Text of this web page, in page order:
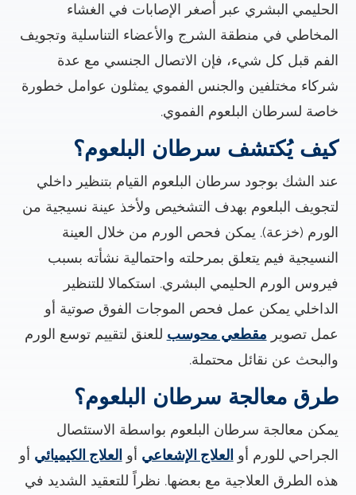
الحليمي البشري عبر أصغر الإصابات في الغشاء
المخاطي في منطقة الشرج والأعضاء التناسلية وتجويف
الفم قبل كل شيء، فإن الاتصال الجنسي مع عدة
شركاء مختلفين والجنس الفموي يمثلون عوامل خطورة
خاصة لسرطان البلعوم الفموي.
كيف يُكتشف سرطان البلعوم؟
عند الشك بوجود سرطان البلعوم القيام بتنظير داخلي
لتجويف البلعوم بهدف التشخيص ولأخذ عينة نسيجية من
الورم (خزعة). يمكن فحص الورم من خلال العينة
النسيجية فيم يتعلق بمرحلته واحتمالية نشأته بسبب
فيروس الورم الحليمي البشري. استكمالا للتنظير
الداخلي يمكن عمل فحص الموجات الفوق صوتية أو
عمل تصوير مقطعي محوسب للعنق لتقييم توسع الورم
والبحث عن نقائل محتملة.
طرق معالجة سرطان البلعوم؟
يمكن معالجة سرطان البلعوم بواسطة الاستئصال
الجراحي للورم أو العلاج الإشعاعي أو العلاج الكيميائي أو
هذه الطرق العلاجية مع بعضها. نظراً للتعقيد الشديد في